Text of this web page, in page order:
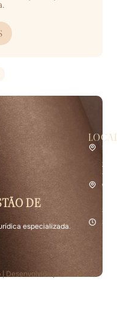
DE
especializada.
2.º
| Desenvolvido porPING